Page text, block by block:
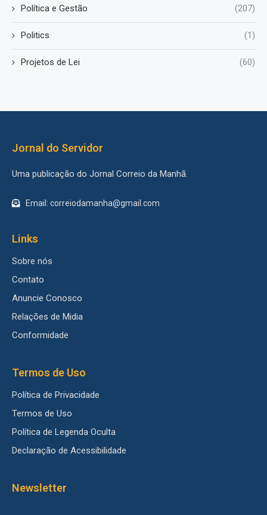
Política e Gestão (207)
Politics (1)
Projetos de Lei (60)
Jornal do Servidor
Uma publicação do Jornal Correio da Manhã.
Email: correiodamanha@gmail.com
Links
Sobre nós
Contato
Anuncie Conosco
Relações de Midia
Conformidade
Termos de Uso
Política de Privacidade
Termos de Uso
Política de Legenda Oculta
Declaração de Acessibilidade
Newsletter